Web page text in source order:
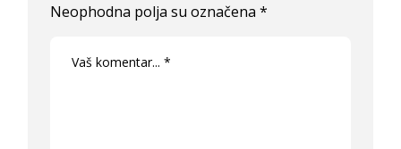
Neophodna polja su označena*